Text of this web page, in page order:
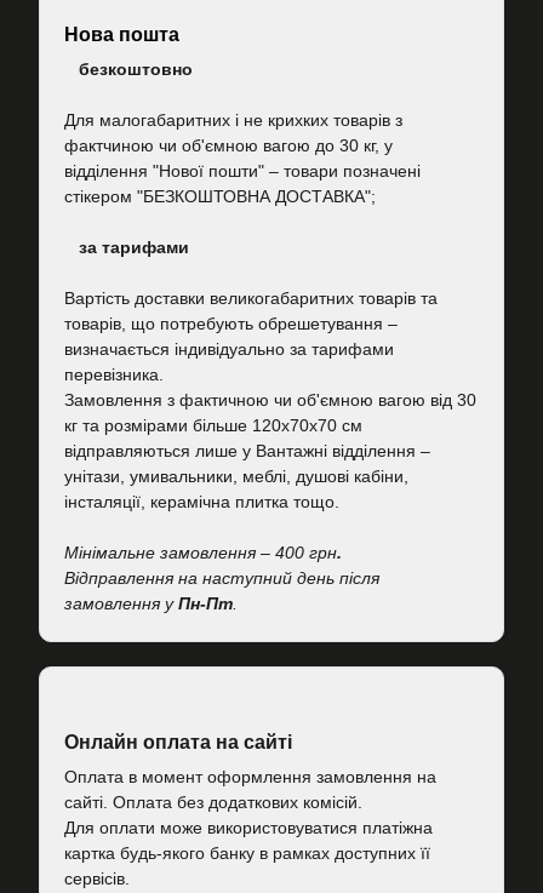
Нова пошта
безкоштовно
Для малогабаритних і не крихких товарів з
фактчиною чи об'ємною вагою до 30 кг, у
відділення "Нової пошти" – товари позначені
стікером "БЕЗКОШТОВНА ДОСТАВКА";
за тарифами
Вартість доставки великогабаритних товарів та
товарів, що потребують обрешетування –
визначається індивідуально за тарифами
перевізника.
Замовлення з фактичною чи об'ємною вагою від 30
кг та розмірами більше 120х70х70 см
відправляються лише у Вантажні відділення –
унітази, умивальники, меблі, душові кабіни,
інсталяції, керамічна плитка тощо.
Мінімальне замовлення – 400 грн.
Відправлення на наступний день після
замовлення уПн-Пт
Онлайн оплата на сайті
Оплата в момент оформлення замовлення на
сайті. Оплата без додаткових комісій.
Для оплати може використовуватися платіжна
картка будь-якого банку в рамках доступних її
сервісів.